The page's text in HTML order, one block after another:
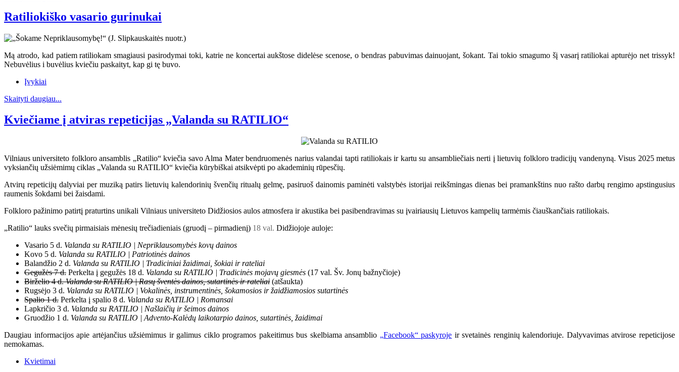
Ratiliokiško vasario gurinukai
Mą atrodo, kad patiem ratiliokam smagiausi pasirodymai toki, katrie ne koncertai aukštose didelėse scenose, o bendras pabuvimas dainuojant, šokant. Tai tokio smagumo šį vasarį ratiliokai apturėjo net trissyk!
Nebuvėlius i buvėlius kviečiu paskaityt, kap gi tę buvo.
Įvykiai
Skaityti daugiau...
Kviečiame į atviras repeticijas „Valanda su RATILIO“
Vilniaus universiteto folkloro ansamblis „Ratilio“ kviečia savo Alma Mater bendruomenės narius valandai tapti ratiliokais ir kartu su ansambliečiais nerti į lietuvių folkloro tradicijų vandenyną. Visus 2025 metus
vyksiančių užsiėmimų ciklas „Valanda su RATILIO“ kviečia kūrybiškai atsikvėpti po akademinių rūpesčių.
Atvirų repeticijų dalyviai per muziką patirs lietuvių kalendorinių švenčių ritualų gelmę, pasiruoš dainomis paminėti valstybės istorijai reikšmingas dienas bei pramankštins nuo rašto darbų rengimo apstingusius
raumenis šokdami bei žaisdami.
Folkloro pažinimo patirtį praturtins unikali Vilniaus universiteto Didžiosios aulos atmosfera ir akustika bei pasibendravimas su įvairiausių Lietuvos kampelių tarmėmis čiauškančiais ratiliokais.
„Ratilio“ lauks svečių pirmaisiais mėnesių trečiadieniais (gruodį – pirmadienį) 18 val. Didžiojoje auloje:
Vasario 5 d. Valanda su RATILIO | Nepriklausomybės kovų dainos
Kovo 5 d. Valanda su RATILIO | Patriotinės dainos
Balandžio 2 d. Valanda su RATILIO | Tradiciniai žaidimai, šokiai ir rateliai
Gegužės 7 d. Perkelta į gegužės 18 d. Valanda su RATILIO | Tradicinės mojavų giesmės (17 val. Šv. Jonų bažnyčioje)
Birželio 4 d.Valanda su RATILIO | Rasų šventės dainos, sutartinės ir rateliai (atšaukta)
Rugsėjo 3 d. Valanda su RATILIO | Vokalinės, instrumentinės, šokamosios ir žaidžiamosios sutartinės
Spalio 1 d. Perkelta į spalio 8 d. Valanda su RATILIO | Romansai
Lapkričio 3 d. Valanda su RATILIO | Našlaičių ir šeimos dainos
Gruodžio 1 d. Valanda su RATILIO | Advento-Kalėdų laikotarpio dainos, sutartinės, žaidimai
Daugiau informacijos apie artėjančius užsiėmimus ir galimus ciklo programos pakeitimus bus skelbiama ansamblio „Facebook“ paskyroje ir svetainės renginių kalendoriuje. Dalyvavimas atvirose repeticijose
nemokamas.
Kvietimai